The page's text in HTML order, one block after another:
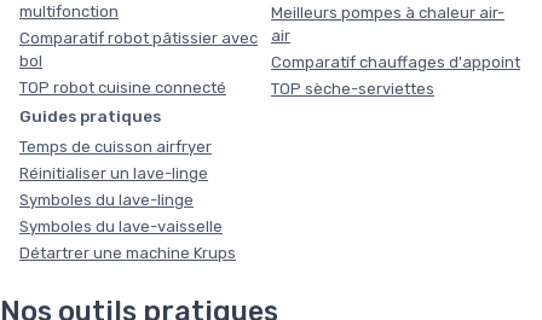
multifonction
Comparatif robot pâtissier avec
bol
TOP robot cuisine connecté
Meilleurs pompes à chaleur air-
air
Comparatif chauffages d'appoint
TOP sèche-serviettes
Guides pratiques
Temps de cuisson airfryer
Réinitialiser un lave-linge
Symboles du lave-linge
Symboles du lave-vaisselle
Détartrer une machine Krups
Nos outils pratiques